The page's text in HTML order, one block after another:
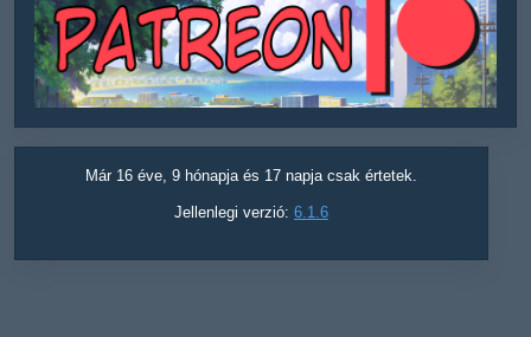
Már 16 éve, 9 hónapja és 17 napja csak értetek.
Jellenlegi verzió: 6.1.6